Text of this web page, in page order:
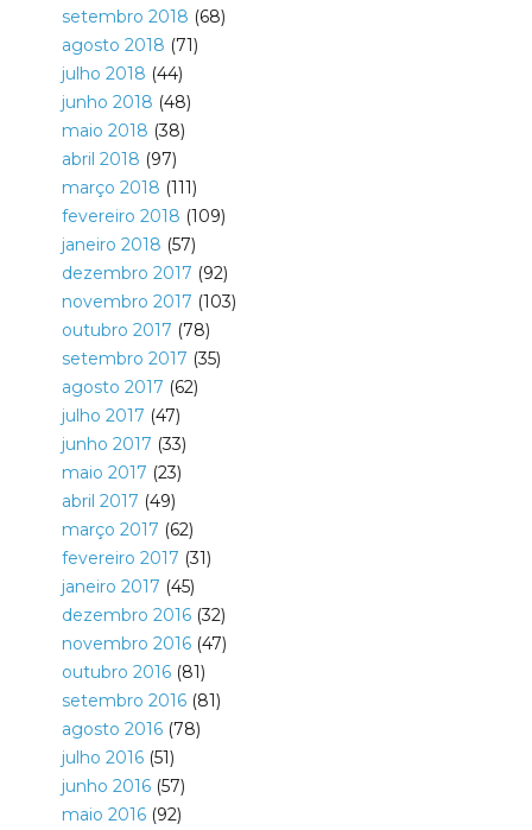
setembro 2018 (68)
agosto 2018 (71)
julho 2018 (44)
junho 2018 (48)
maio 2018 (38)
abril 2018 (97)
março 2018 (111)
fevereiro 2018 (109)
janeiro 2018 (57)
dezembro 2017 (92)
novembro 2017 (103)
outubro 2017 (78)
setembro 2017 (35)
agosto 2017 (62)
julho 2017 (47)
junho 2017 (33)
maio 2017 (23)
abril 2017 (49)
março 2017 (62)
fevereiro 2017 (31)
janeiro 2017 (45)
dezembro 2016(32)
novembro 2016(47)
outubro 2016(81)
setembro 2016(81)
agosto 2016(78)
julho 2016(51)
junho 2016(57)
maio 2016(92)